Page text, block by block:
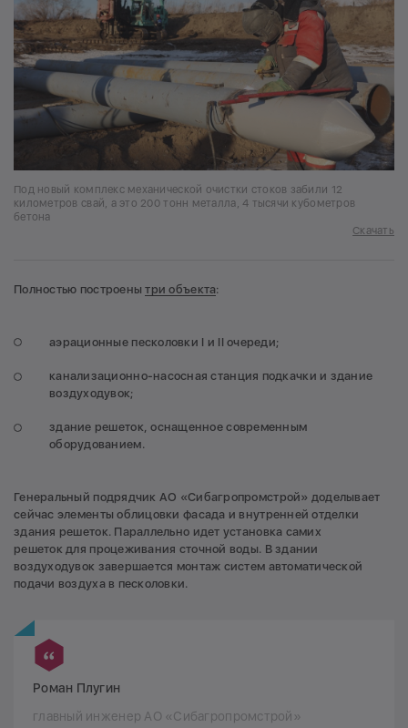
Под новый комплекс механической очистки стоков забили 12
километров свай, а это 200 тонн металла, 4 тысячи кубометров
бетона
Скачать
Полностью построенытри объекта:
аэрационные песколовки I и II очереди;
канализационно-насосная станция подкачки и здание
воздуходувок;
здание решеток, оснащенное современным
оборудованием.
Генеральный подрядчик АО «Сибагропромстрой» доделывает
сейчас элементы облицовки фасада и внутренней отделки
здания решеток. Параллельно идет установка самих
решеток для процеживания сточной воды. В здании
воздуходувок завершается монтаж систем автоматической
подачи воздуха в песколовки.
Роман Плугин
главный инженер АО «Сибагропромстрой»